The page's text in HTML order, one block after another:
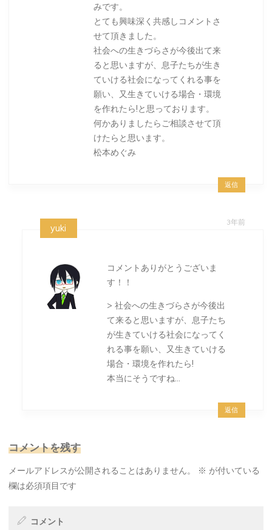
みです。
とても興味深く共感しコメントさ
せて頂きました。
社会への生きづらさが今後出て来
ると思いますが、息子たちが生き
ていける社会になってくれる事を
願い、又生きていける場合・環境
を作れたら!と思っております。
何かありましたらご相談させて頂
けたらと思います。
松本めぐみ
返信
3年前
yuki
コメントありがとうございま
す！！
> 社会への生きづらさが今後出
て来ると思いますが、息子たち
が生きていける社会になってく
れる事を願い、又生きていける
場合・環境を作れたら!
本当にそうですね…
返信
コメントを残す
メールアドレスが公開されることはありません。 ※ が付いている
欄は必須項目です